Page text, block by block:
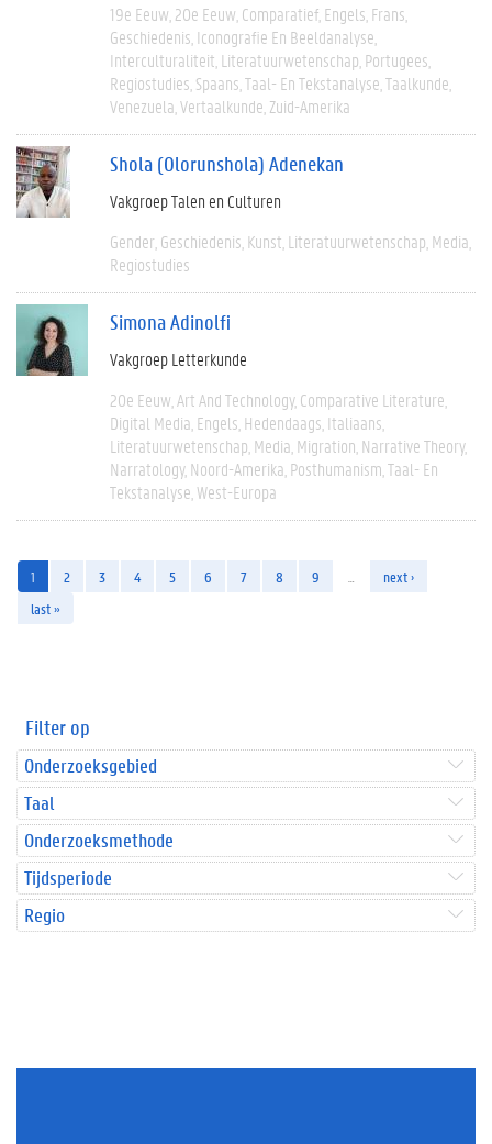
19e Eeuw 20e Eeuw Comparatief Engels Frans
Geschiedenis Iconografie En Beeldanalyse
Interculturaliteit Literatuurwetenschap Portugees
Regiostudies Spaans Taal- En Tekstanalyse Taalkunde
Venezuela Vertaalkunde Zuid-Amerika
Shola (Olorunshola) Adenekan
Vakgroep Talen en Culturen
Gender Geschiedenis Kunst Literatuurwetenschap Media
Regiostudies
Simona Adinolfi
Vakgroep Letterkunde
20e Eeuw Art And Technology Comparative Literature
Digital Media Engels Hedendaags Italiaans
Literatuurwetenschap Media Migration Narrative Theory
Narratology Noord-Amerika Posthumanism Taal- En
Tekstanalyse West-Europa
1 2 3 4 5 6 7 8 9
next ›
last »
Filter op
Onderzoeksgebied
Taal
Onderzoeksmethode
Tijdsperiode
Regio